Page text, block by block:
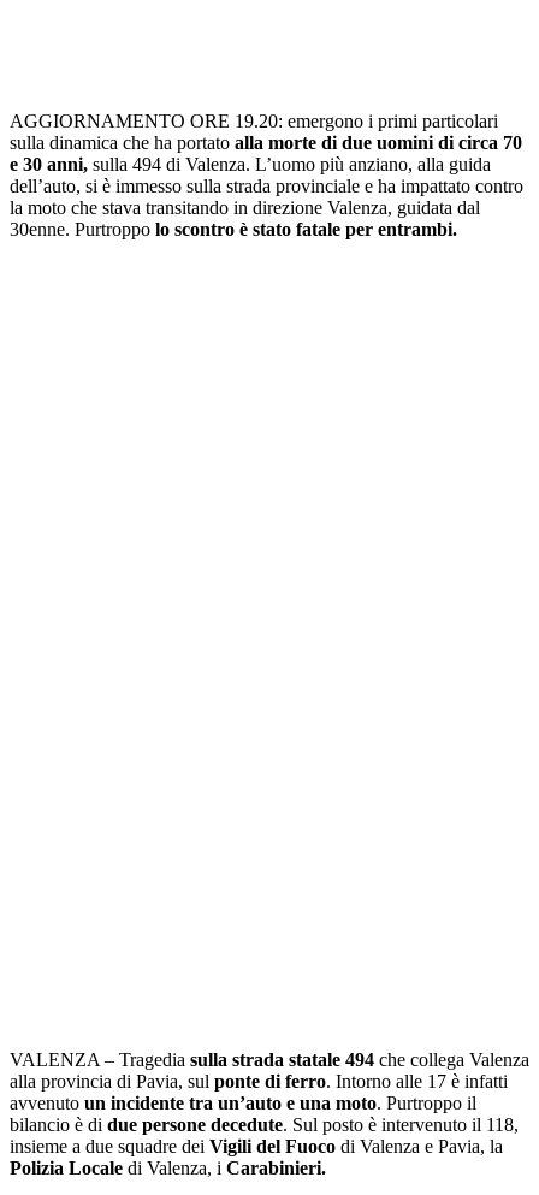
AGGIORNAMENTO ORE 19.20: emergono i primi particolari
sulla dinamica che ha portato alla morte di due uomini di circa 70
e 30 anni, sulla 494 di Valenza. L’uomo più anziano, alla guida
dell’auto, si è immesso sulla strada provinciale e ha impattato contro
la moto che stava transitando in direzione Valenza, guidata dal
30enne. Purtroppo lo scontro è stato fatale per entrambi.
VALENZA – Tragedia sulla strada statale 494 che collega Valenza
alla provincia di Pavia, sul ponte di ferro. Intorno alle 17 è infatti
avvenuto un incidente tra un’auto e una moto. Purtroppo il
bilancio è di due persone decedute. Sul posto è intervenuto il 118,
insieme a due squadre dei Vigili del Fuoco di Valenza e Pavia, la
Polizia Locale di Valenza, i Carabinieri.